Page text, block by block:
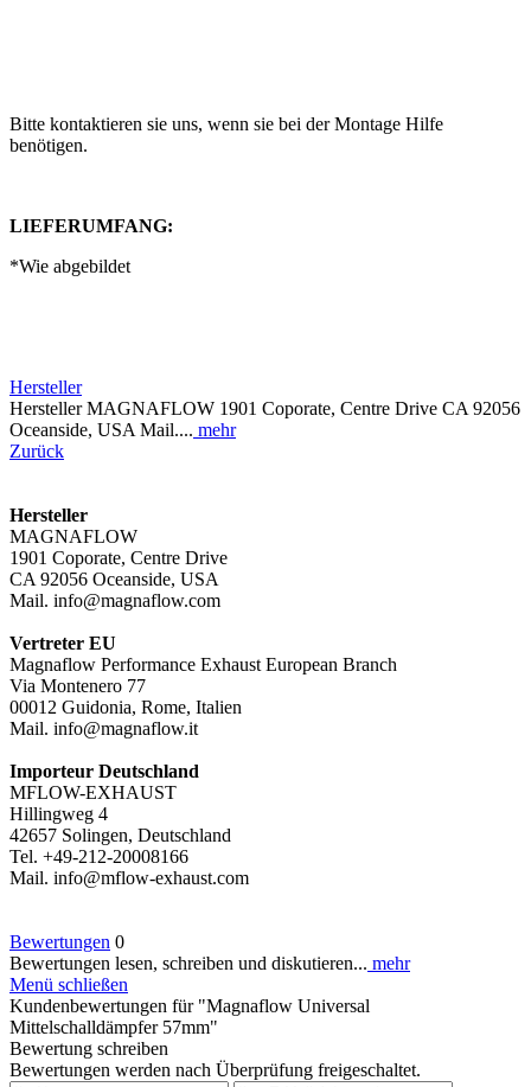
Bitte kontaktieren sie uns, wenn sie bei der Montage Hilfe
benötigen.
LIEFERUMFANG:
*Wie abgebildet
Hersteller
Hersteller MAGNAFLOW 1901 Coporate, Centre Drive CA 92056
Oceanside, USA Mail.... mehr
Zurück
Hersteller
MAGNAFLOW
1901 Coporate, Centre Drive
CA 92056 Oceanside, USA
Mail. info@magnaflow.com
Vertreter EU
Magnaflow Performance Exhaust European Branch
Via Montenero 77
00012 Guidonia, Rome, Italien
Mail. info@magnaflow.it
Importeur Deutschland
MFLOW-EXHAUST
Hillingweg 4
42657 Solingen, Deutschland
Tel. +49-212-20008166
Mail. info@mflow-exhaust.com
Bewertungen 0
Bewertungen lesen, schreiben und diskutieren... mehr
Menü schließen
Kundenbewertungen für "Magnaflow Universal
Mittelschalldämpfer 57mm"
Bewertung schreiben
Bewertungen werden nach Überprüfung freigeschaltet.